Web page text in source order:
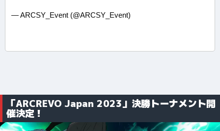
— ARCSY_Event (@ARCSY_Event)
「ARCREVO Japan 2023」決勝トーナメント開
催決定！